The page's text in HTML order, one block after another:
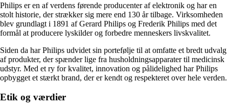
Philips er en af verdens førende producenter af elektronik og har en
stolt historie, der strækker sig mere end 130 år tilbage. Virksomheden
blev grundlagt i 1891 af Gerard Philips og Frederik Philips med det
formål at producere lyskilder og forbedre menneskers livskvalitet.
Siden da har Philips udvidet sin portefølje til at omfatte et bredt udvalg
af produkter, der spænder lige fra husholdningsapparater til medicinsk
udstyr. Med et ry for kvalitet, innovation og pålidelighed har Philips
opbygget et stærkt brand, der er kendt og respekteret over hele verden.
Etik og værdier